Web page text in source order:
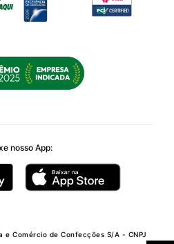
nosso App:
e Comércio de Confecções S/A - CNPJ